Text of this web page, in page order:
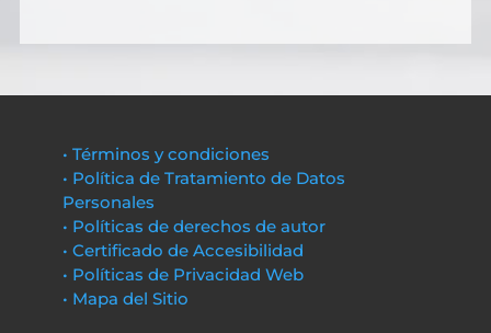
• Términos y condiciones
• Política de Tratamiento de Datos
Personales
• Políticas de derechos de autor
• Certificado de Accesibilidad
• Políticas de Privacidad Web
• Mapa del Sitio